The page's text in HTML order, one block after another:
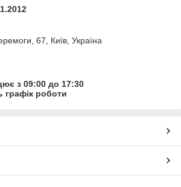
67, Київ, Україна
з 09:00 до 17:30
графік роботи